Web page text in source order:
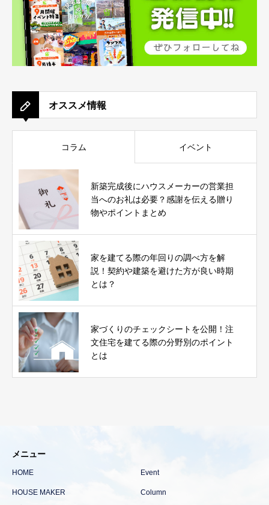
オススメ情報
コラム イベント
新築完成後にハウスメーカーの営業担
当へのお礼は必要？感謝を伝える贈り
物やポイントまとめ
家を建てる際の年回りの調べ方を解
説！契約や建築を避けた方が良い時期
とは？
家づくりのチェックシートを公開！注
文住宅を建てる際の分野別のポイント
とは
メニュー
HOME Event
HOUSE MAKER Column